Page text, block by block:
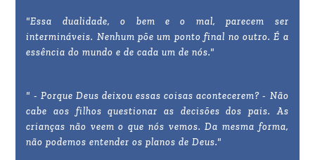
"Essa dualidade, o bem e o mal, parecem ser
intermináveis. Nenhum põe um ponto final no outro. É a
essência do mundo e de cada um de nós."
" - Porque Deus deixou essas coisas acontecerem? - Não
cabe aos filhos questionar as decisões dos pais. As
crianças não veem o que nós vemos. Da mesma forma,
não podemos entender os planos de Deus."